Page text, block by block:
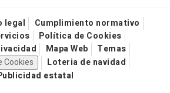
legal
Cumplimiento normativo
Política de Cookies
Mapa Web
Temas
Cookies
Loteria de navidad
estatal